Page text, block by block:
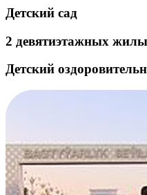
Детский сад
2 девятиэтажных
Детский